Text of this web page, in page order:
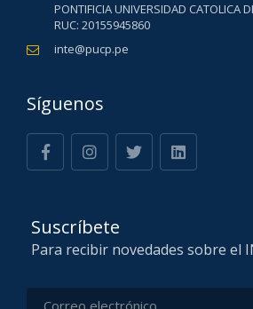
PONTIFICIA UNIVERSIDAD CATOLICA
RUC: 20155945860
inte@pucp.pe
Síguenos
Suscríbete
Para recibir novedades sobre el